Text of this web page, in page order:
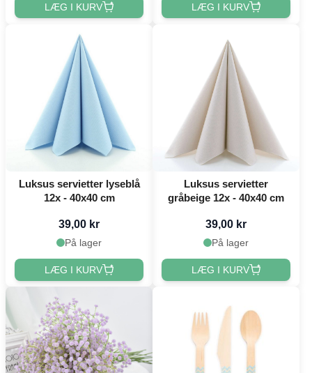
LÆG I KURV LÆG I KURV
Luksus servietter lyseblå
12x - 40x40 cm
39,00 kr
På lager
LÆG I KURV
Luksus servietter
gråbeige 12x - 40x40 cm
39,00 kr
På lager
LÆG I KURV